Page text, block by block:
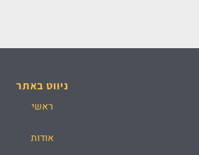
ניווט באתר
ראשי
אודות